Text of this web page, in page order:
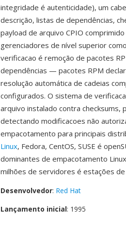
integridade é autenticidade), um
descrição, listas de dependências,
payload de arquivo CPIO
gerenciadores de nível superior
verificacao é remoção de pacotes
dependências — pacotes RPM
resolução automática de cadeias
configurados. O sistema de
arquivo instalado contra
detectando modificacoes não
empacotamento para principais
Linux, Fedora, CentOS, SUSE é
dominantes de empacotamento
milhões de servidores é estações
Desenvolvedor: Red Hat
Lançamento inicial: 1995